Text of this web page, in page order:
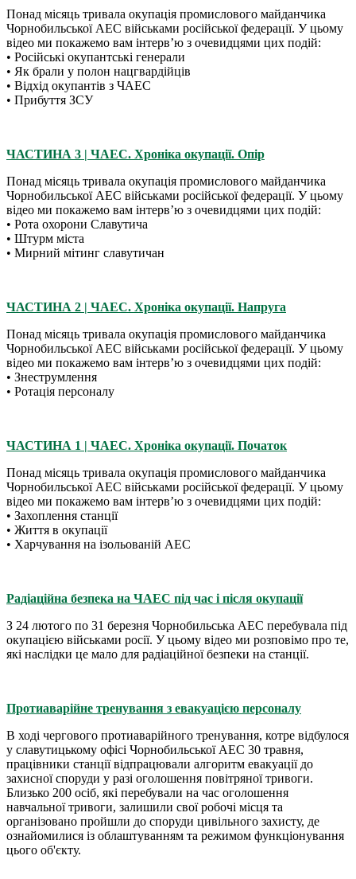
Понад місяць тривала окупація промислового майданчика
Чорнобильської АЕС військами російської федерації. У цьому
відео ми покажемо вам інтервʼю з очевидцями цих подій:
• Російські окупантські генерали
• Як брали у полон нацгвардійців
• Відхід окупантів з ЧАЕС
• Прибуття ЗСУ
ЧАСТИНА 3 | ЧАЕС. Хроніка окупації. Опір
Понад місяць тривала окупація промислового майданчика
Чорнобильської АЕС військами російської федерації. У цьому
відео ми покажемо вам інтервʼю з очевидцями цих подій:
• Рота охорони Славутича
• Штурм міста
• Мирний мітинг славутичан
ЧАСТИНА 2 | ЧАЕС. Хроніка окупації. Напруга
Понад місяць тривала окупація промислового майданчика
Чорнобильської АЕС військами російської федерації. У цьому
відео ми покажемо вам інтервʼю з очевидцями цих подій:
• Знеструмлення
• Ротація персоналу
ЧАСТИНА 1 | ЧАЕС. Хроніка окупації. Початок
Понад місяць тривала окупація промислового майданчика
Чорнобильської АЕС військами російської федерації. У цьому
відео ми покажемо вам інтервʼю з очевидцями цих подій:
• Захоплення станції
• Життя в окупації
• Харчування на ізольованій АЕС
Радіаційна безпека на ЧАЕС під час і після окупації
З 24 лютого по 31 березня Чорнобильська АЕС перебувала під
окупацією військами росії. У цьому відео ми розповімо про те,
які наслідки це мало для радіаційної безпеки на станції.
Протиаварійне тренування з евакуацією персоналу
В ході чергового протиаварійного тренування, котре відбулося
у славутицькому офісі Чорнобильської АЕС 30 травня,
працівники станції відпрацювали алгоритм евакуації до
захисної споруди у разі оголошення повітряної тривоги.
Близько 200 осіб, які перебували на час оголошення
навчальної тривоги, залишили свої робочі місця та
організовано пройшли до споруди цивільного захисту, де
ознайомилися із облаштуванням та режимом функціонування
цього об'єкту.